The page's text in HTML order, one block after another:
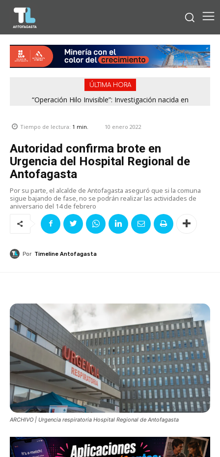
ÚLTIMA HORA
“Operación Hilo Invisible”: Investigación nacida en
Región de Antofagasta enfrentará nuevo episodio
Tiempo de lectura: 1 min. 10 enero 2022
Autoridad confirma brote en
Urgencia del Hospital Regional de
Antofagasta
Por su parte, el alcalde de Antofagasta aseguró que si la comuna
sigue bajando de fase, no se podrán realizar las actividades de
aniversario del 14 de febrero
Por Timeline Antofagasta
ARCHIVO | Urgencia respiratoria Hospital Regional de Antofagasta